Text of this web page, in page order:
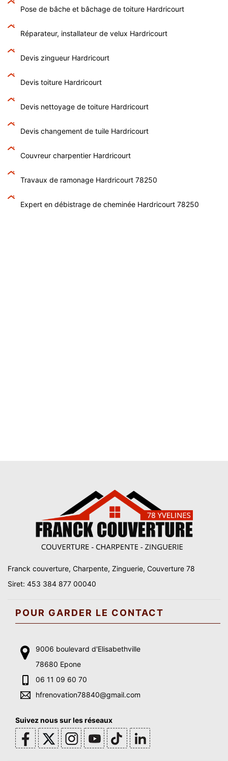
Pose de bâche et bâchage de toiture Hardricourt
Réparateur, installateur de velux Hardricourt
Devis zingueur Hardricourt
Devis toiture Hardricourt
Devis nettoyage de toiture Hardricourt
Devis changement de tuile Hardricourt
Couvreur charpentier Hardricourt
Travaux de ramonage Hardricourt 78250
Expert en débistrage de cheminée Hardricourt 78250
Franck couverture, Charpente, Zinguerie, Couverture 78
Siret: 453 384 877 00040
POUR GARDER LE CONTACT
9006 boulevard d'Elisabethville
78680 Epone
06 11 09 60 70
hfrenovation78840@gmail.com
Suivez nous sur les réseaux